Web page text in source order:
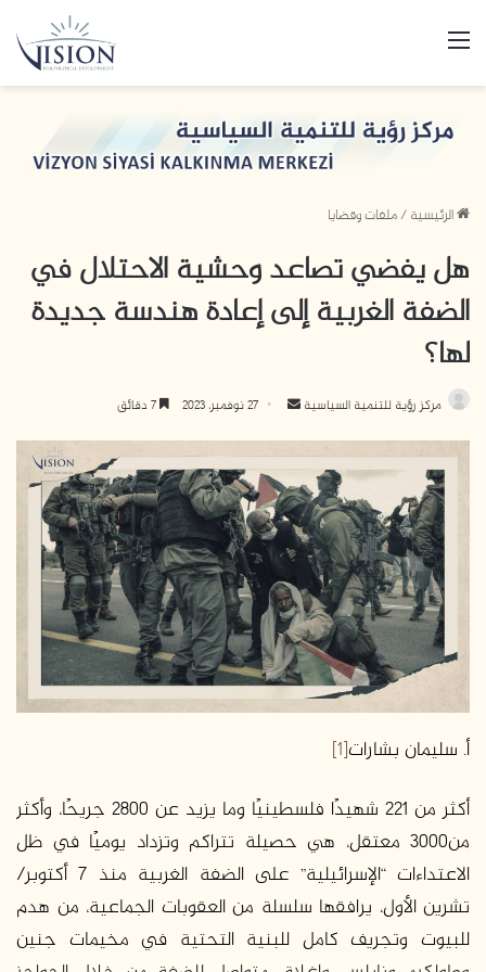
القائمة
الرئيسية/ملفات وقضايا
هل يفضي تصاعد وحشية الاحتلال في
الضفة الغربية إلى إعادة هندسة جديدة
لها؟
مركز رؤية للتنمية السياسية
أرسل
إلكترونيا
27 نوفمبر، 2023
أ. سليمان بشارات[1]
أكثر من 221 شهيدًا فلسطينيًا وما يزيد عن 2800 جريحًا، وأكثر
من3000 معتقل، هي حصيلة تتراكم وتزداد يوميًا في ظل
الاعتداءات “الإسرائيلية” على الضفة الغربية منذ 7 أكتوبر/
تشرين الأول، يرافقها سلسلة من العقوبات الجماعية، من هدم
للبيوت وتجريف كامل للبنية التحتية في مخيمات جنين